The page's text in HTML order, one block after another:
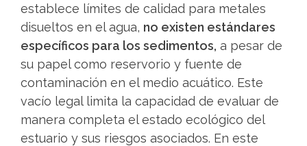
establece límites de calidad para metales
disueltos en el agua, no existen estándares
específicos para los sedimentos, a pesar de
su papel como reservorio y fuente de
contaminación en el medio acuático. Este
vacío legal limita la capacidad de evaluar de
manera completa el estado ecológico del
estuario y sus riesgos asociados. En este